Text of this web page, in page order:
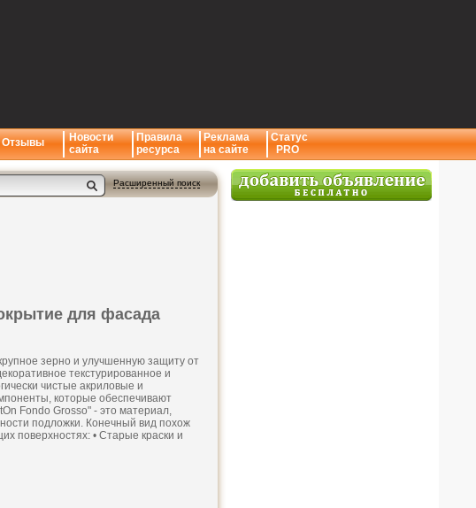
Отзывы
Новости
сайта
Правила
ресурса
Реклама
на сайте
Статус
PRO
Расширенный поиск
для фасада
зерно и улучшенную защиту от
текстурированное и
чистые акриловые и
которые обеспечивают
Fondo Grosso" - это материал,
подложки. Конечный вид похож
поверхностях: • Старые краски и